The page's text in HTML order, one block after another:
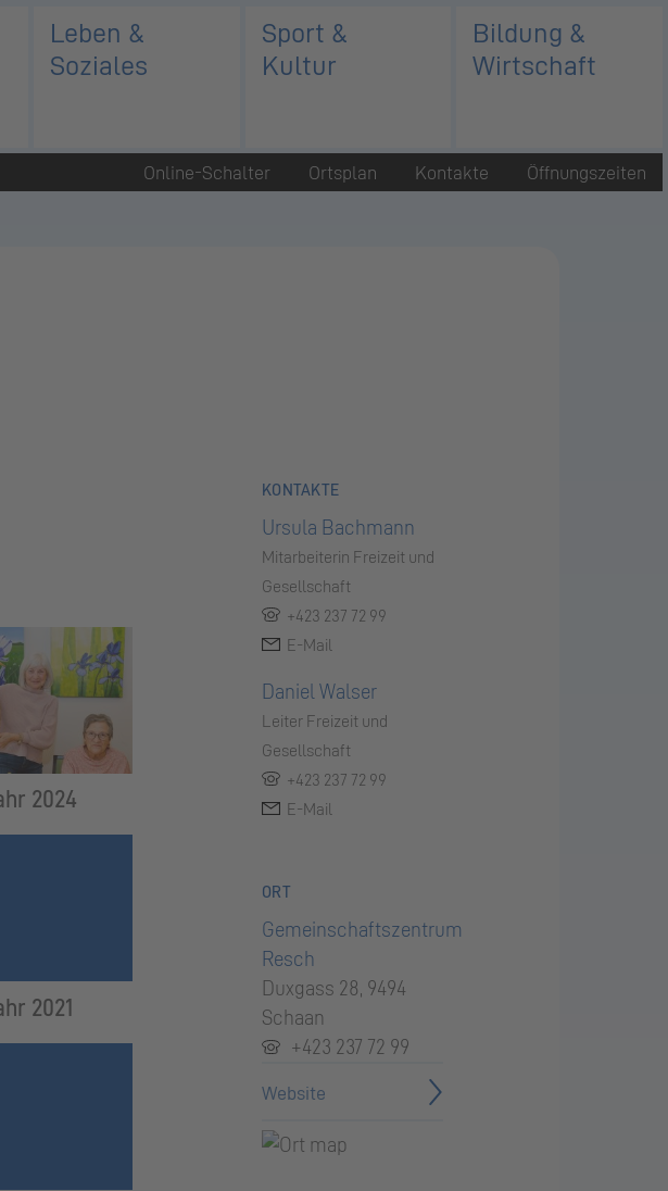
Leben &
Soziales
Sport &
Kultur
Bildung &
Wirtschaft
Online-Schalter Ortsplan Kontakte Öffnungszeiten
2024
2021
KONTAKTE
Ursula Bachmann
Mitarbeiterin Freizeit und
Gesellschaft
+423 237 72 99
E-Mail
Daniel Walser
Leiter Freizeit und
Gesellschaft
+423 237 72 99
E-Mail
ORT
Gemeinschaftszentrum
Resch
Duxgass 28, 9494
Schaan
+423 237 72 99
Website